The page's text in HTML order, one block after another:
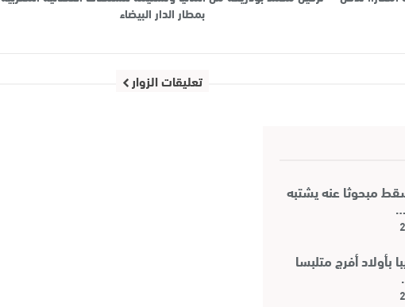
بمطار الدار البيضاء
تعليقات الزوار
مبحوثا عنه يشتبه
بأولاد أفرج متلبسا